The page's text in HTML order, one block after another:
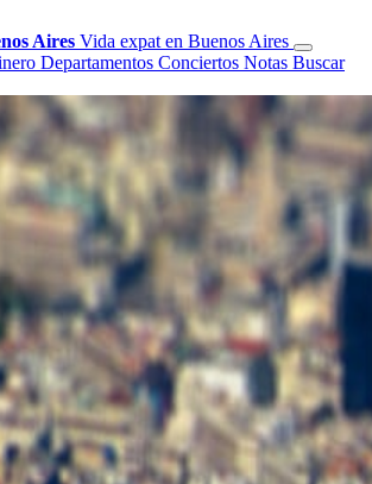
Aires Vida expat en Buenos Aires
Departamentos Conciertos Notas Buscar